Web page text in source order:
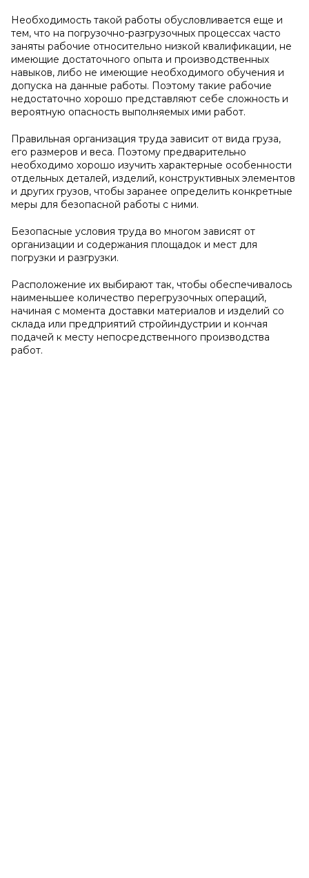
Необходимость такой работы обусловливается еще и
тем, что на погрузочно-разгрузочных процессах часто
заняты рабочие относительно низкой квалификации, не
имеющие достаточного опыта и производственных
навыков, либо не имеющие необходимого обучения и
допуска на данные работы. Поэтому такие рабочие
недостаточно хорошо представляют себе сложность и
вероятную опасность выполняемых ими работ.
Правильная организация труда зависит от вида груза,
его размеров и веса. Поэтому предварительно
необходимо хорошо изучить характерные особенности
отдельных деталей, изделий, конструктивных элементов
и других грузов, чтобы заранее определить конкретные
меры для безопасной работы с ними.
Безопасные условия труда во многом зависят от
организации и содержания площадок и мест для
погрузки и разгрузки.
Расположение их выбирают так, чтобы обеспечивалось
наименьшее количество перегрузочных операций,
начиная с момента доставки материалов и изделий со
склада или предприятий стройиндустрии и кончая
подачей к месту непосредственного производства
работ.